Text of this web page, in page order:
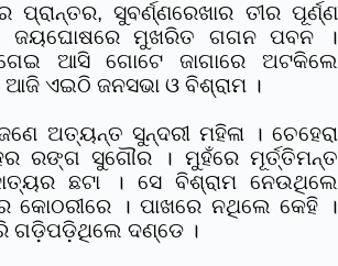
ପ୍ରାନ୍ତର, ସୁବର୍ଣ୍ଣରେଖାର ତୀର ପୂର୍ଣ୍ଣ
ଜୟଘୋଷରେ ମୁଖରିତ ଗଗନ ପବନ ।
ଆସି ଗୋଟେ ଜାଗାରେ ଅଟକିଲେ
ଏଇଠି ଜନସଭା ଓ ବିଶ୍ରାମ ।
ଅତ୍ୟନ୍ତ ସୁନ୍ଦରୀ ମହିଳା । ଚେହେରା
ରଙ୍ଗ ସୁଗୌର । ମୁହଁରେ ମୂର୍ତ୍ତିମନ୍ତ
ଛଟା । ସେ ବିଶ୍ରାମ ନେଉଥିଲେ
କୋଠରୀରେ । ପାଖରେ ନଥିଲେ କେହି ।
ଗଡ଼ିପଡ଼ିଥିଲେ ଦଣ୍ଡେ ।